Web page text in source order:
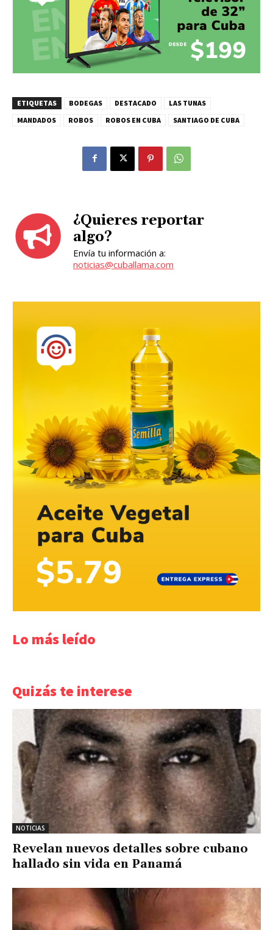
ETIQUETAS BODEGAS DESTACADO
LAS TUNAS
MANDADOS
ROBOS ROBOS EN CUBA SANTIAGO DE CUBA
¿Quieres reportar
algo?
Envía tu información a:
noticias@cuballama.com
Lo más leído
Quizás te interese
NOTICIAS
Revelan nuevos detalles sobre cubano
hallado sin vida en Panamá